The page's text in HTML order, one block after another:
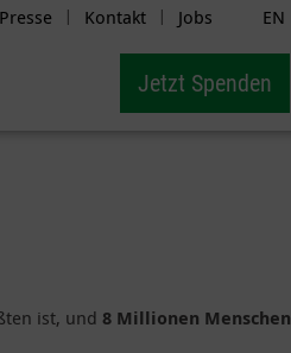
Presse | Kontakt | Jobs EN
Jetzt Spenden
ist, und 8 Millionen Menschen